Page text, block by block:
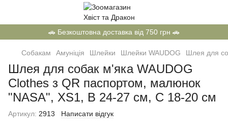
🚗 Безкоштовна доставка від 750 грн 🚗
Собакам Амуніція Шлейки Шлейки WAUDOG Шлея для
Шлея для собак м'яка WAUDOG
Clothes з QR паспортом, малюнок
"NASA", XS1, В 24-27 см, С 18-20 см
Артикул: 2913 Написати відгук